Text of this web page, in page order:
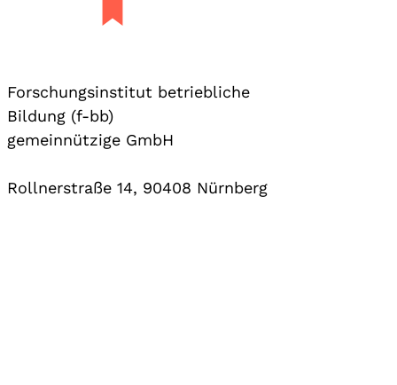
Forschungsinstitut betriebliche
Bildung (f-bb)
gemeinnützige GmbH
Rollnerstraße 14, 90408 Nürnberg